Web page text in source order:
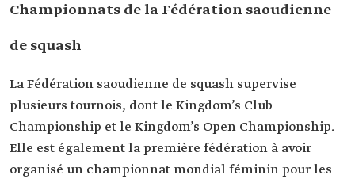
Championnats de la Fédération saoudienne
de squash
La Fédération saoudienne de squash supervise
plusieurs tournois, dont le Kingdom’s Club
Championship et le Kingdom’s Open Championship.
Elle est également la première fédération à avoir
organisé un championnat mondial féminin pour les